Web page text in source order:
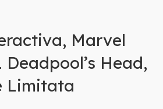
Marvel
Deadpool’s Head,
Limitata